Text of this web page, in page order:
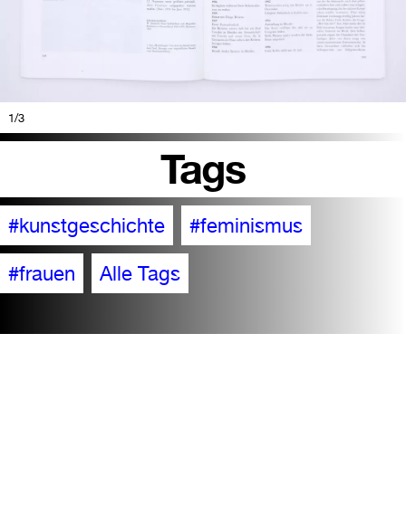
1/3
Tags
#kunstgeschichte #feminismus
#frauen Alle Tags